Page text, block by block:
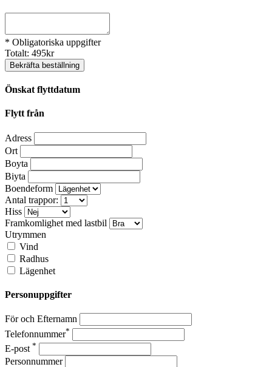
* Obligatoriska uppgifter
Totalt: 495kr
Bekräfta beställning
Önskat flyttdatum
Flytt från
Adress
Ort
Boyta
Biyta
Boendeform
Antal trappor:
Hiss
Framkomlighet med lastbil
Utrymmen
Vind
Radhus
Lägenhet
Personuppgifter
För och Efternamn
Telefonnummer*
E-post *
Personnummer